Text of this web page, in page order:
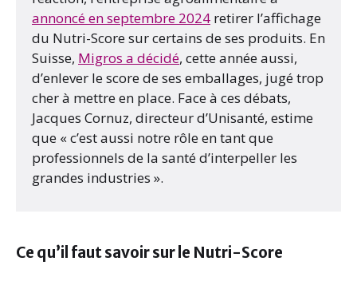
annoncé en septembre 2024 retirer l’affichage
du Nutri-Score sur certains de ses produits. En
Suisse, Migros a décidé, cette année aussi,
d’enlever le score de ses emballages, jugé trop
cher à mettre en place. Face à ces débats,
Jacques Cornuz, directeur d’Unisanté, estime
que « c’est aussi notre rôle en tant que
professionnels de la santé d’interpeller les
grandes industries ».
Ce qu’il faut savoir sur le Nutri-Score